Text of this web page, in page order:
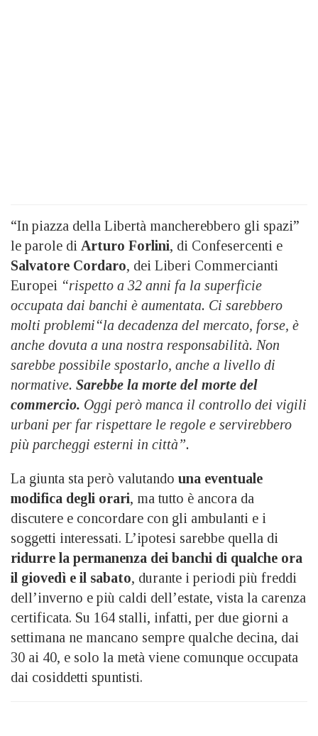
“In piazza della Libertà mancherebbero gli spazi”
le parole di Arturo Forlini, di Confesercenti e
Salvatore Cordaro, dei Liberi Commercianti
Europei “rispetto a 32 anni fa la superficie
occupata dai banchi è aumentata. Ci sarebbero
molti problemi“la decadenza del mercato, forse, è
anche dovuta a una nostra responsabilità. Non
sarebbe possibile spostarlo, anche a livello di
normative. Sarebbe la morte del morte del
commercio. Oggi però manca il controllo dei vigili
urbani per far rispettare le regole e servirebbero
più parcheggi esterni in città”.
La giunta sta però valutando una eventuale
modifica degli orari, ma tutto è ancora da
discutere e concordare con gli ambulanti e i
soggetti interessati. L’ipotesi sarebbe quella di
ridurre la permanenza dei banchi di qualche ora
il giovedì e il sabato, durante i periodi più freddi
dell’inverno e più caldi dell’estate, vista la carenza
certificata. Su 164 stalli, infatti, per due giorni a
settimana ne mancano sempre qualche decina, dai
30 ai 40, e solo la metà viene comunque occupata
dai cosiddetti spuntisti.